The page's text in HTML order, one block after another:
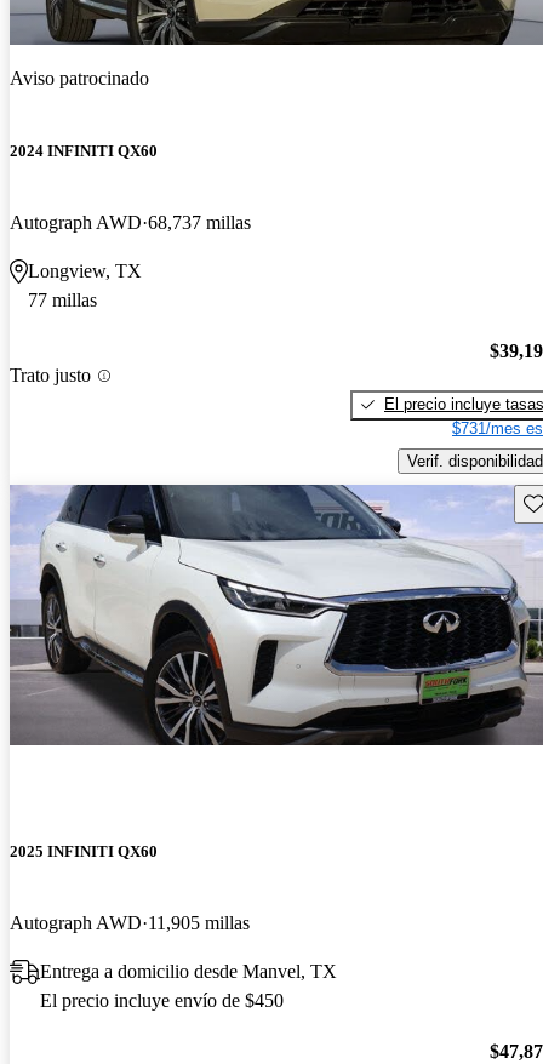
Aviso patrocinado
2024 INFINITI QX60
Autograph AWD 68,737 millas
Longview, TX
77 millas
Trato justo
El precio incluye tasas
$731/mes
Verif. disponibilidad
2025 INFINITI QX60
Autograph AWD 11,905 millas
Entrega a domicilio desde Manvel, TX
El precio incluye envío de $450